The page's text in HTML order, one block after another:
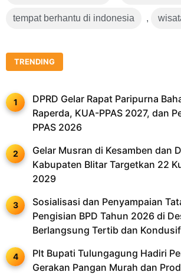
tempat berhantu di indonesia ,
TRENDING
DPRD Gelar Rapat Paripurna
Raperda, KUA-PPAS 2027, dan
PPAS 2026
Gelar Musran di Kesamben dan
Kabupaten Blitar Targetkan 22
2029
Sosialisasi dan Penyampaian
Pengisian BPD Tahun 2026 di
Berlangsung Tertib dan Kondusif
Plt Bupati Tulungagung Hadiri
Gerakan Pangan Murah dan